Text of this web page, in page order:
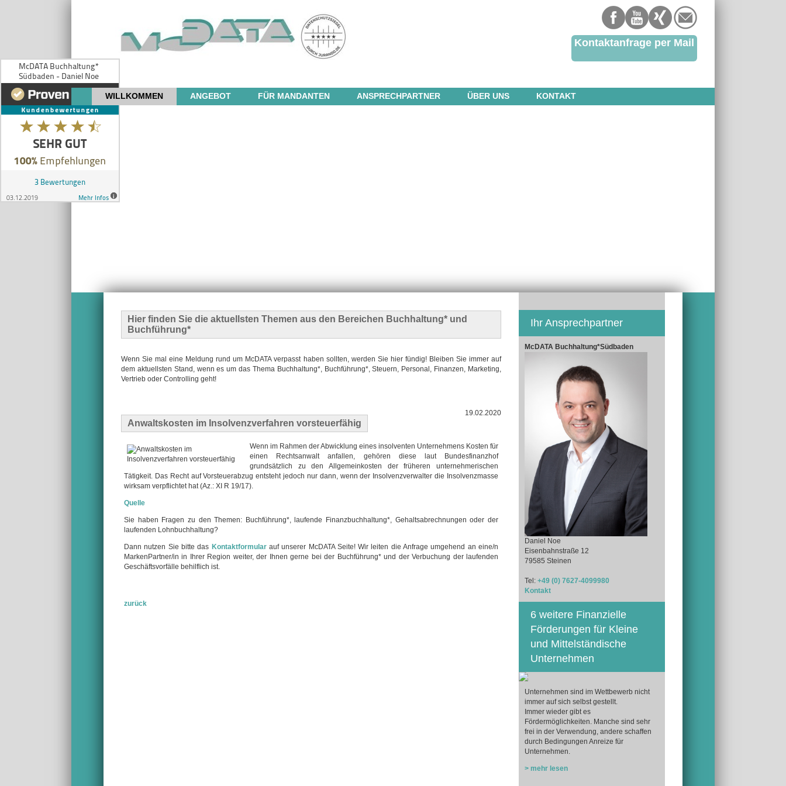
Kontaktanfrage per Mail
WILLKOMMEN ANGEBOT FÜR MANDANTEN ANSPRECHPARTNER ÜBER UNS KONTAKT
Hier finden Sie die aktuellsten Themen aus den Bereichen Buchhaltung* und
Buchführung*
Wenn Sie mal eine Meldung rund um McDATA verpasst haben sollten, werden Sie hier fündig! Bleiben Sie immer auf
dem aktuellsten Stand, wenn es um das Thema Buchhaltung*, Buchführung*, Steuern, Personal, Finanzen, Marketing,
Vertrieb oder Controlling geht!
Anwaltskosten im Insolvenzverfahren vorsteuerfähig
19.02.2020
Wenn im Rahmen der Abwicklung eines insolventen Unternehmens Kosten für
einen Rechtsanwalt anfallen, gehören diese laut Bundesfinanzhof
grundsätzlich zu den Allgemeinkosten der früheren unternehmerischen
Tätigkeit. Das Recht auf Vorsteuerabzug entsteht jedoch nur dann, wenn der Insolvenzverwalter die Insolvenzmasse
wirksam verpflichtet hat (Az.: XI R 19/17).
Quelle
Sie haben Fragen zu den Themen: Buchführung*, laufende Finanzbuchhaltung*, Gehaltsabrechnungen oder der
laufenden Lohnbuchhaltung?
Dann nutzen Sie bitte das Kontaktformularauf unserer McDATA Seite! Wir leiten die Anfrage umgehend an eine/n
MarkenPartner/in in Ihrer Region weiter, der Ihnen gerne bei der Buchführung* und der Verbuchung der laufenden
Geschäftsvorfälle behilflich ist.
zurück
Ihr Ansprechpartner
McDATA Buchhaltung*Südbaden
Daniel Noe
Eisenbahnstraße 12
79585 Steinen
Tel: +49 (0) 7627-4099980
Kontakt
6 weitere Finanzielle
Förderungen für Kleine
und Mittelständische
Unternehmen
Unternehmen sind im Wettbewerb nicht
immer auf sich selbst gestellt.
Immer wieder gibt es
Fördermöglichkeiten. Manche sind sehr
frei in der Verwendung, andere schaffen
durch Bedingungen Anreize für
Unternehmen.
> mehr lesen